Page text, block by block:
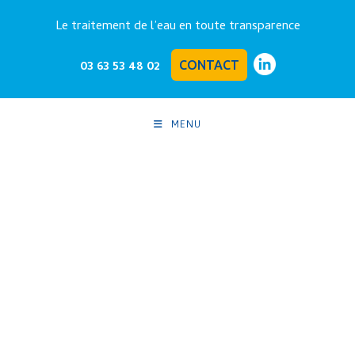
Le traitement de l’eau en toute transparence
03 63 53 48 02
CONTACT
MENU